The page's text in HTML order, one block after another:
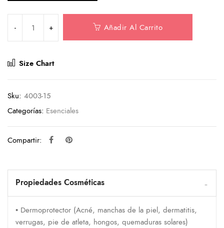
Añadir Al Carrito
Size Chart
Sku: 4003-15
Categorías: Esenciales
Compartir:
Propiedades Cosméticas
• Dermoprotector (Acné, manchas de la piel, dermatitis,
verrugas, pie de atleta, hongos, quemaduras solares)